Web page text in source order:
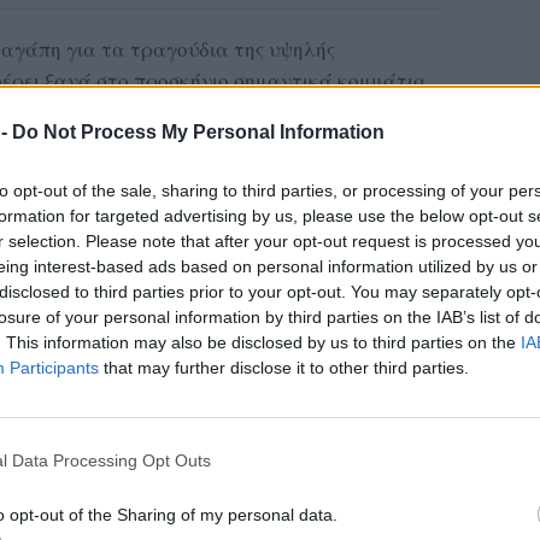
Do Not Process My Personal Information
opt-out of the sale, sharing to third parties, or processing of your
for targeted advertising by us, please use the below opt-out
selection. Please note that after your opt-out request is processed
interest-based ads based on personal information utilized by us
to third parties prior to your opt-out. You may separately
of your personal information by third parties on the IAB’s list of
This information may also be disclosed by us to third parties on the
Participants that may further disclose it to other third parties.
Data Processing Opt Outs
opt-out of the Sharing of my personal data.
για τα τραγούδια της υψηλής
ξανά στο προσκήνιο σημαντικά κομμάτια
ξεχωριστή καλλιτεχνική και πολιτισμική
σε όλο του το εύρος και στο ρεπερτόριό
λαϊκό, το έντεχνο αλλά και το λεγόμενο
ερμηνευτής θα συμπαρασύρει το κοινό
λαϊκό τραγούδι, με παραδοσιακά,
λαϊκά και νεότερα τραγούδια να
της ύλης. Με γιορτινή διάθεση, κέφι και
ένα μοναδικό μουσικό σεργιάνι για
ΔΙΑΦΗΜΙΣΗ